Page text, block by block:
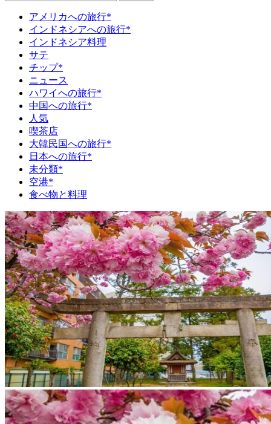
アメリカへの旅行*
インドネシアへの旅行*
インドネシア料理
サテ
チップ*
ニュース
ハワイへの旅行*
中国への旅行*
人気
喫茶店
大韓民国への旅行*
日本への旅行*
未分類*
空港*
食べ物と料理